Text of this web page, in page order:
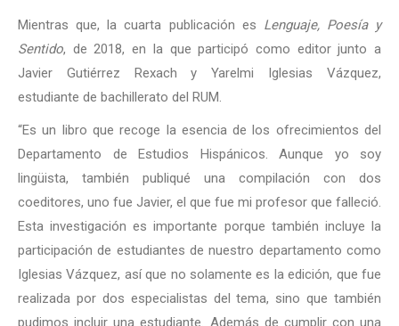
Mientras que, la cuarta publicación es Lenguaje, Poesía y
Sentido, de 2018, en la que participó como editor junto a
Javier Gutiérrez Rexach y Yarelmi Iglesias Vázquez,
estudiante de bachillerato del RUM.
“Es un libro que recoge la esencia de los ofrecimientos del
Departamento de Estudios Hispánicos. Aunque yo soy
lingüista, también publiqué una compilación con dos
coeditores, uno fue Javier, el que fue mi profesor que falleció.
Esta investigación es importante porque también incluye la
participación de estudiantes de nuestro departamento como
Iglesias Vázquez, así que no solamente es la edición, que fue
realizada por dos especialistas del tema, sino que también
pudimos incluir una estudiante. Además de cumplir con una